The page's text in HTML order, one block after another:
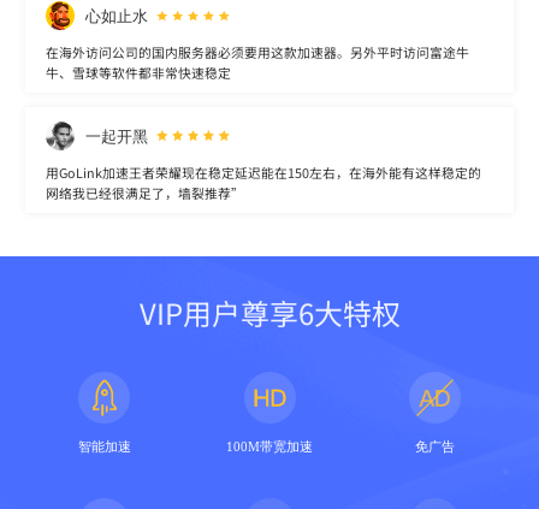
心如止水
在海外访问公司的国内服务器必须要用这款加速器。另外平时访问富途牛
牛、雪球等软件都非常快速稳定
一起开黑
用GoLink加速王者荣耀现在稳定延迟能在150左右，在海外能有这样稳定的
网络我已经很满足了，墙裂推荐”
VIP用户尊享6大特权
智能加速 100M带宽加速 免广告